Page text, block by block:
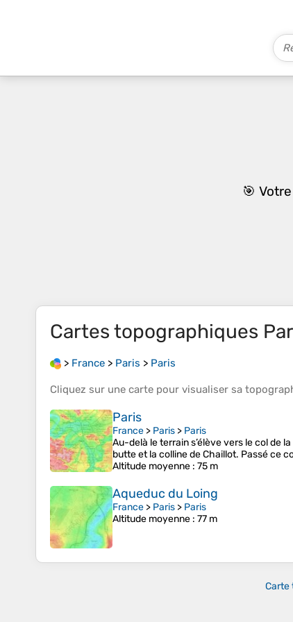
🎯
Cartes topographiques
> France > Paris > Paris
Cliquez sur une carte pour visualiser sa
Paris
France > Paris > Paris
Au-delà le terrain s’élève vers le col de
butte et la colline de Chaillot. Passé ce
Altitude moyenne : 75 m
Aqueduc du Loing
France > Paris > Paris
Altitude moyenne : 77 m
Carte